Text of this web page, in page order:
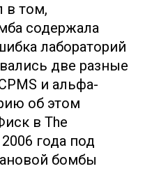
в том,
содержала
лабораторий
две разные
и альфа-
об этом
в The
года под
бомбы